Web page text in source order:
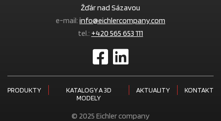
© 2025 Eichler company
Žďár nad Sázavou
e-mail: info@eichlercompany.com
tel.: +420 565 653 111
PRODUKTY
KATALOGY A 3D
MODELY
AKTUALITY KONTAKT